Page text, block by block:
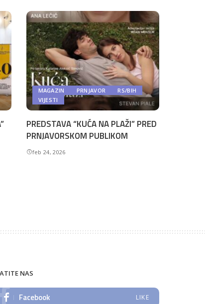
MAGAZIN PRNJAVOR
RS/BIH
VIJESTI
PREDSTAVA “KUĆA NA PLAŽI” PRED
PRNJAVORSKOM PUBLIKOM
feb 24, 2026
NAS
Facebook LIKE